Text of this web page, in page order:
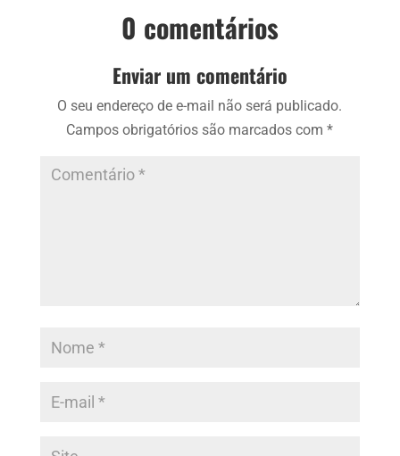
0 comentários
Enviar um comentário
O seu endereço de e-mail não será publicado.
Campos obrigatórios são marcados com*